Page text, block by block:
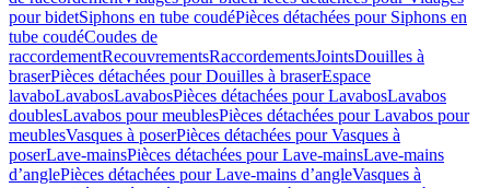
pour bidetSiphons en tube coudéPièces détachées pour Siphons en
tube coudéCoudes de
raccordementRecouvrementsRaccordementsJointsDouilles à
braserPièces détachées pour Douilles à braserEspace
lavaboLavabosLavabosPièces détachées pour LavabosLavabos
doublesLavabos pour meublesPièces détachées pour Lavabos pour
meublesVasques à poserPièces détachées pour Vasques à
poserLave-mainsPièces détachées pour Lave-mainsLave-mains
d’anglePièces détachées pour Lave-mains d’angleVasques à